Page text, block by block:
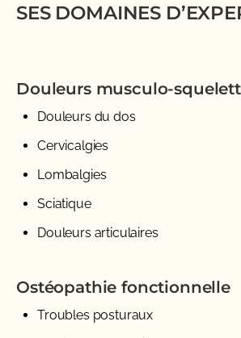
SES DOMAINES
Douleurs musculo-
Douleurs du dos
Cervicalgies
Lombalgies
Sciatique
Douleurs articulaires
Ostéopathie fonctionnelle
Troubles posturaux